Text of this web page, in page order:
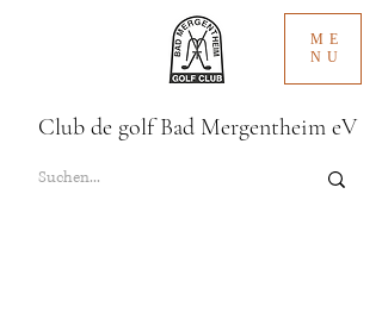
ME
NU
Club de golf Bad Mergentheim eV